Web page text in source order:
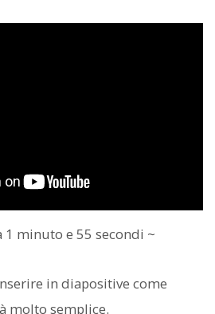
1 minuto e 55 secondi ~
in diapositive come
molto semplice.